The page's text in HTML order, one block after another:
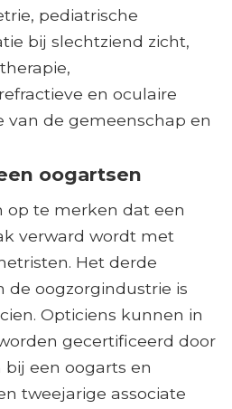
pediatrische
bij slechtziend zicht,
en oculaire
van de gemeenschap en
oogartsen
op te merken dat een
verward wordt met
Het derde
de oogzorgindustrie is
Opticiens kunnen in
gecertificeerd door
een oogarts en
tweejarige associate